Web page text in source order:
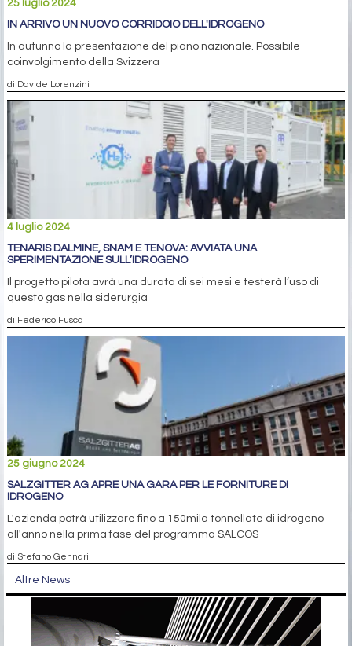
25 luglio 2024
IN ARRIVO UN NUOVO CORRIDOIO DELL'IDROGENO
In autunno la presentazione del piano nazionale. Possibile
coinvolgimento della Svizzera
di Davide Lorenzini
4 luglio 2024
TENARIS DALMINE, SNAM E TENOVA: AVVIATA UNA
SPERIMENTAZIONE SULL’IDROGENO
Il progetto pilota avrà una durata di sei mesi e testerà l’uso di
questo gas nella siderurgia
di Federico Fusca
25 giugno 2024
SALZGITTER AG APRE UNA GARA PER LE FORNITURE DI
IDROGENO
L'azienda potrà utilizzare fino a 150mila tonnellate di idrogeno
all'anno nella prima fase del programma SALCOS
di Stefano Gennari
Altre News